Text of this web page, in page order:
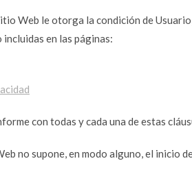
Web le otorga la condición de
en las páginas:
con todas y cada una de estas
no supone, en modo alguno, el inicio